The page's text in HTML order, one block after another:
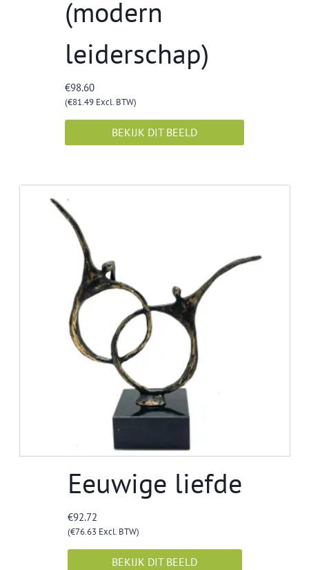
(modern
leiderschap)
€98.60
(€81.49 Excl. BTW)
BEKIJK DIT BEELD
Eeuwige liefde
€92.72
(€76.63 Excl. BTW)
BEKIJK DIT BEELD